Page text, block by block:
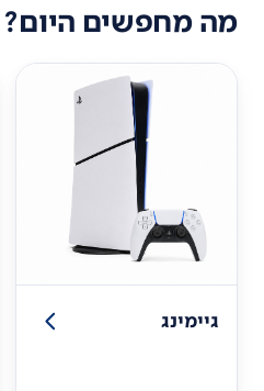
מה מחפשים היום?
גיימינג